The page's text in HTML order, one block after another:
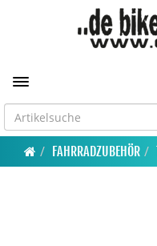
Toggle navigation
FAHRRADZUBEHÖR